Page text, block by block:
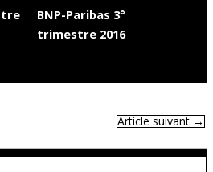
BNP-Paribas 3°
trimestre 2016
Article suivant→